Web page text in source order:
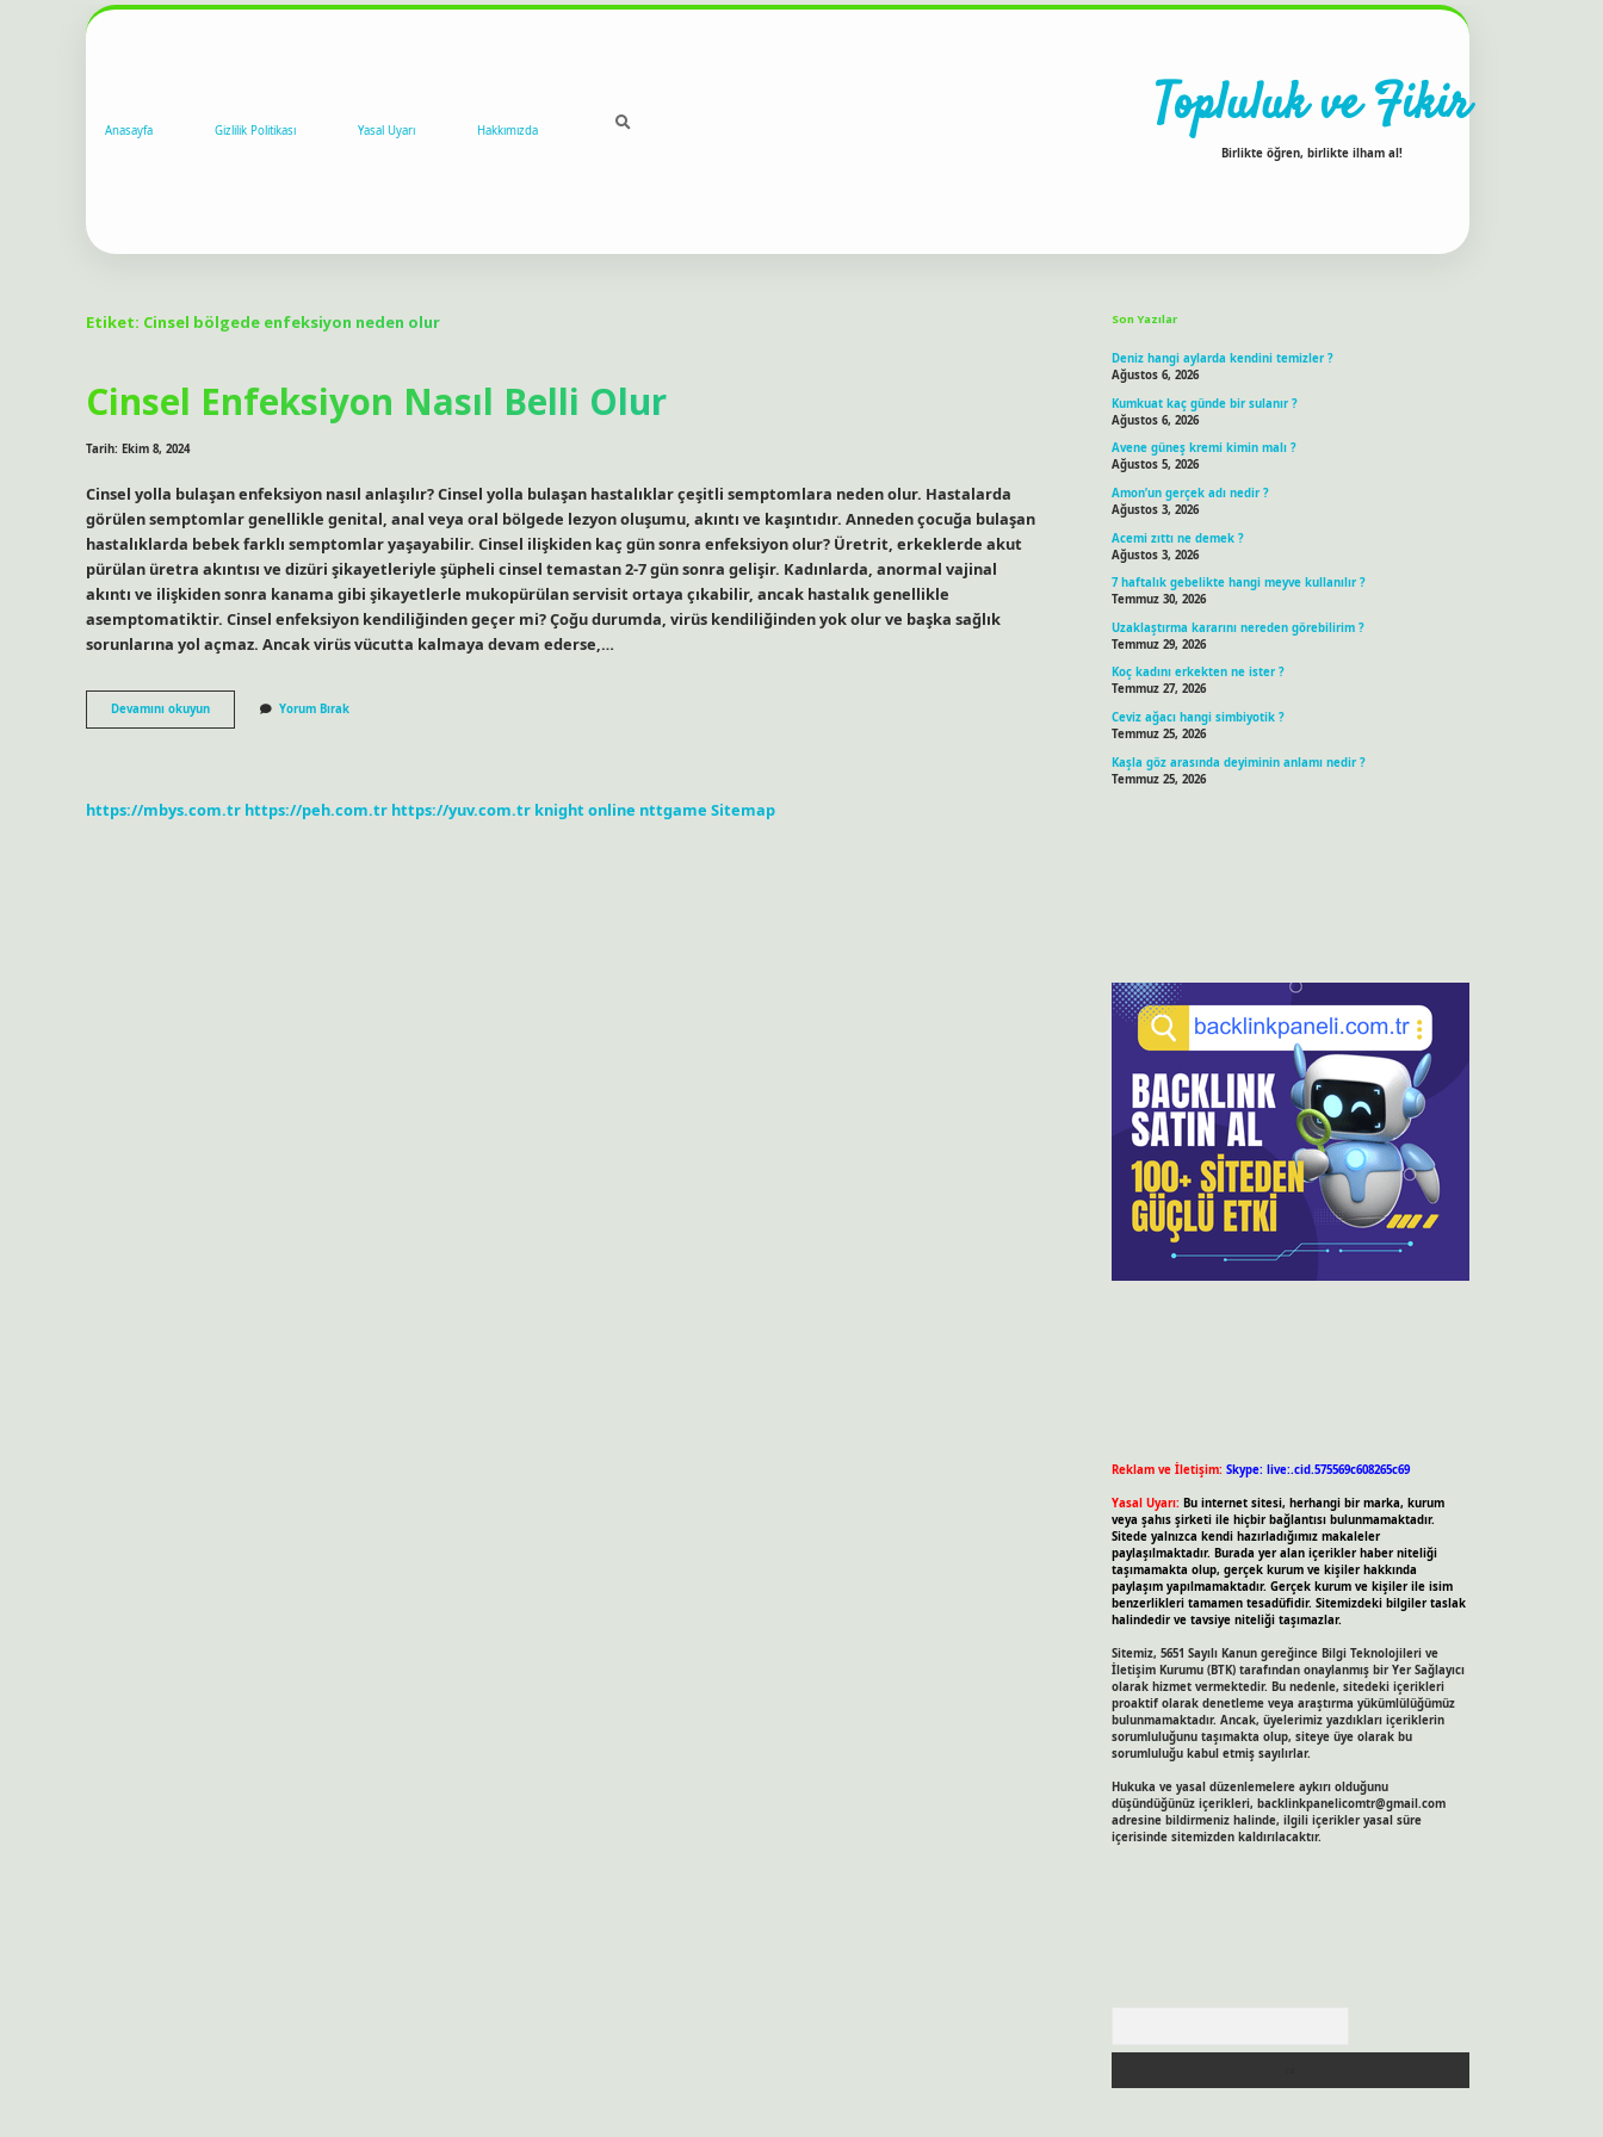
Anasayfa Gizlilik Politikası Yasal Uyarı Hakkımızda Topluluk ve Fikir
Birlikte öğren, birlikte ilham al!
Etiket: Cinsel bölgede enfeksiyon neden olur
Cinsel Enfeksiyon Nasıl Belli Olur
Tarih: Ekim 8, 2024
Cinsel yolla bulaşan enfeksiyon nasıl anlaşılır? Cinsel yolla bulaşan hastalıklar çeşitli semptomlara neden olur. Hastalarda
görülen semptomlar genellikle genital, anal veya oral bölgede lezyon oluşumu, akıntı ve kaşıntıdır. Anneden çocuğa bulaşan
hastalıklarda bebek farklı semptomlar yaşayabilir. Cinsel ilişkiden kaç gün sonra enfeksiyon olur? Üretrit, erkeklerde akut
pürülan üretra akıntısı ve dizüri şikayetleriyle şüpheli cinsel temastan 2-7 gün sonra gelişir. Kadınlarda, anormal vajinal
akıntı ve ilişkiden sonra kanama gibi şikayetlerle mukopürülan servisit ortaya çıkabilir, ancak hastalık genellikle
asemptomatiktir. Cinsel enfeksiyon kendiliğinden geçer mi? Çoğu durumda, virüs kendiliğinden yok olur ve başka sağlık
sorunlarına yol açmaz. Ancak virüs vücutta kalmaya devam ederse,…
Devamını okuyunCinsel
Enfeksiyon
Yorum Bırak
https://mbys.com.tr https://peh.com.tr https://yuv.com.tr knight online nttgame Sitemap
Son Yazılar
Deniz hangi aylarda kendini temizler ?
Ağustos 6, 2026
Kumkuat kaç günde bir sulanır ?
Ağustos 6, 2026
Avene güneş kremi kimin malı ?
Ağustos 5, 2026
Amon’un gerçek adı nedir ?
Ağustos 3, 2026
Acemi zıttı ne demek ?
Ağustos 3, 2026
7 haftalık gebelikte hangi meyve kullanılır ?
Temmuz 30, 2026
Uzaklaştırma kararını nereden görebilirim ?
Temmuz 29, 2026
Koç kadını erkekten ne ister ?
Temmuz 27, 2026
Ceviz ağacı hangi simbiyotik ?
Temmuz 25, 2026
Kaşla göz arasında deyiminin anlamı nedir ?
Temmuz 25, 2026
Reklam ve İletişim: Skype: live:.cid.575569c608265c69
Yasal Uyarı: Bu internet sitesi, herhangi bir marka, kurum
veya şahıs şirketi ile hiçbir bağlantısı bulunmamaktadır.
Sitede yalnızca kendi hazırladığımız makaleler
paylaşılmaktadır. Burada yer alan içerikler haber niteliği
taşımamakta olup, gerçek kurum ve kişiler hakkında
paylaşım yapılmamaktadır. Gerçek kurum ve kişiler ile isim
benzerlikleri tamamen tesadüfidir. Sitemizdeki bilgiler taslak
halindedir ve tavsiye niteliği taşımazlar.
Sitemiz, 5651 Sayılı Kanun gereğince Bilgi Teknolojileri ve
İletişim Kurumu (BTK) tarafından onaylanmış bir Yer Sağlayıcı
olarak hizmet vermektedir. Bu nedenle, sitedeki içerikleri
proaktif olarak denetleme veya araştırma yükümlülüğümüz
bulunmamaktadır. Ancak, üyelerimiz yazdıkları içeriklerin
sorumluluğunu taşımakta olup, siteye üye olarak bu
sorumluluğu kabul etmiş sayılırlar.
Hukuka ve yasal düzenlemelere aykırı olduğunu
düşündüğünüz içerikleri, backlinkpanelicomtr@gmail.com
adresine bildirmeniz halinde, ilgili içerikler yasal süre
içerisinde sitemizden kaldırılacaktır.